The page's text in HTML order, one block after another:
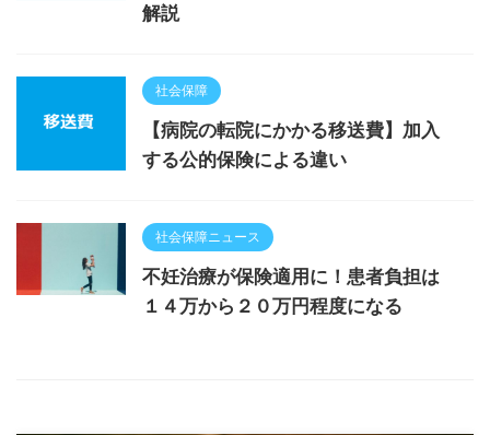
解説
社会保障
【病院の転院にかかる移送費】加入
する公的保険による違い
社会保障ニュース
不妊治療が保険適用に！患者負担は
１４万から２０万円程度になる